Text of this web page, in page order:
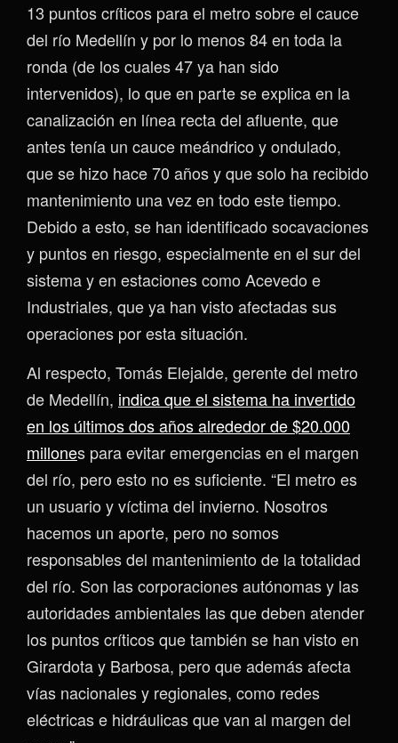
13 puntos críticos para el metro sobre el cauce
del río Medellín y por lo menos 84 en toda la
ronda (de los cuales 47 ya han sido
intervenidos), lo que en parte se explica en la
canalización en línea recta del afluente, que
antes tenía un cauce meándrico y ondulado,
que se hizo hace 70 años y que solo ha recibido
mantenimiento una vez en todo este tiempo.
Debido a esto, se han identificado socavaciones
y puntos en riesgo, especialmente en el sur del
sistema y en estaciones como Acevedo e
Industriales, que ya han visto afectadas sus
operaciones por esta situación.
Al respecto, Tomás Elejalde, gerente del metro
de Medellín, indica que el sistema ha invertido
en los últimos dos años alrededor de $20.000
millones para evitar emergencias en el margen
del río, pero esto no es suficiente. “El metro es
un usuario y víctima del invierno. Nosotros
hacemos un aporte, pero no somos
responsables del mantenimiento de la totalidad
del río. Son las corporaciones autónomas y las
autoridades ambientales las que deben atender
los puntos críticos que también se han visto en
Girardota y Barbosa, pero que además afecta
vías nacionales y regionales, como redes
eléctricas e hidráulicas que van al margen del